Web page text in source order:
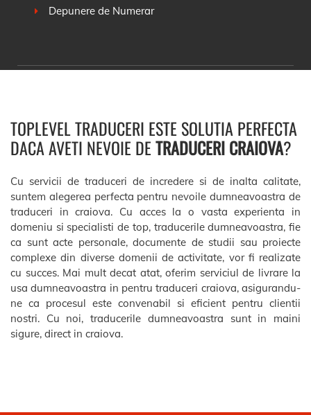
Depunere de Numerar
TOPLEVEL TRADUCERI ESTE SOLUTIA PERFECTA
DACA AVETI NEVOIE DETRADUCERI CRAIOVA?
Cu servicii de traduceri de incredere si de inalta calitate,
suntem alegerea perfecta pentru nevoile dumneavoastra de
traduceri in craiova. Cu acces la o vasta experienta in
domeniu si specialisti de top, traducerile dumneavoastra, fie
ca sunt acte personale, documente de studii sau proiecte
complexe din diverse domenii de activitate, vor fi realizate
cu succes. Mai mult decat atat, oferim serviciul de livrare la
usa dumneavoastra in pentru traduceri craiova, asigurandu-
ne ca procesul este convenabil si eficient pentru clientii
nostri. Cu noi, traducerile dumneavoastra sunt in maini
sigure, direct in craiova.